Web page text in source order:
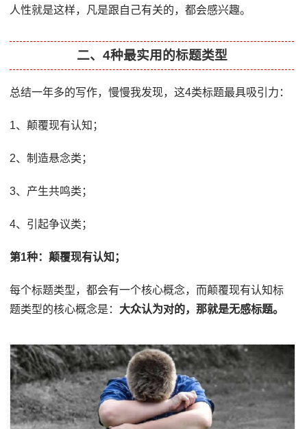
人性就是这样，凡是跟自己有关的，都会感兴趣。
二、4种最实用的标题类型
总结一年多的写作，慢慢我发现，这4类标题最具吸引力：
1、颠覆现有认知；
2、制造悬念类；
3、产生共鸣类；
4、引起争议类；
第1种：颠覆现有认知；
每个标题类型，都会有一个核心概念，而颠覆现有认知标
题类型的核心概念是： 大众认为对的，那就是无感标题。